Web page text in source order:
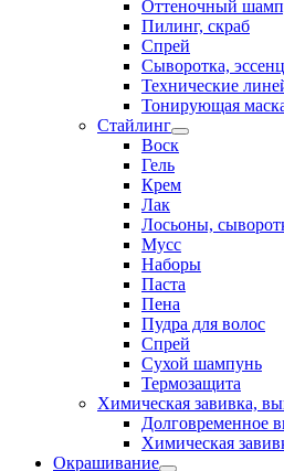
Оттеночный
Пилинг, скраб
Спрей
Сыворотка,
Технические
Тонирующая
Стайлинг
Воск
Гель
Крем
Лак
Лосьоны,
Мусс
Наборы
Паста
Пена
Пудра для волос
Спрей
Сухой шампунь
Термозащита
Химическая завивка,
Долговременное
Химическая
Окрашивание